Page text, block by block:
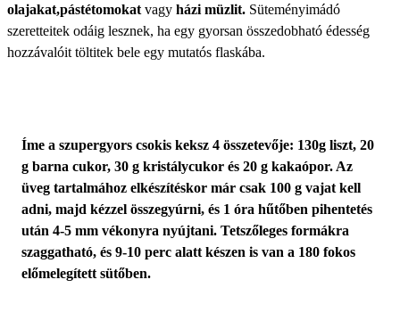
olajakat,pástétomokat vagy házi müzlit. Süteményimádó
szeretteitek odáig lesznek, ha egy gyorsan összedobható édesség
hozzávalóit töltitek bele egy mutatós flaskába.
Íme a szupergyors csokis keksz 4 összetevője: 130g liszt, 20
g barna cukor, 30 g kristálycukor és 20 g kakaópor. Az
üveg tartalmához elkészítéskor már csak 100 g vajat kell
adni, majd kézzel összegyúrni, és 1 óra hűtőben pihentetés
után 4-5 mm vékonyra nyújtani. Tetszőleges formákra
szaggatható, és 9-10 perc alatt készen is van a 180 fokos
előmelegített sütőben.